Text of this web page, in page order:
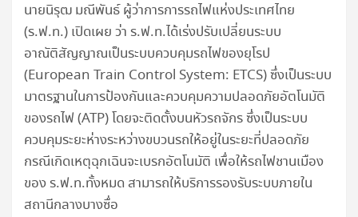
นายนิรุฒ มณีพันธ์ ผู้ว่าการการรถไฟแห่งประเทศไทย
(ร.ฟ.ท.) เปิดเผย ว่า ร.ฟ.ท.ได้เร่งปรับเปลี่ยนระบบ
อาณัติสัญญาณเป็นระบบควบคุมรถไฟของยุโรป
(European Train Control System: ETCS) ซึ่งเป็นระบบ
มาตรฐานในการป้องกันและควบคุมความปลอดภัยอัตโนมัติ
ของรถไฟ (ATP) โดยจะติดตั้งบนหัวรถจักร ซึ่งเป็นระบบ
ควบคุมระยะห่างระหว่างขบวนรถให้อยู่ในระยะที่ปลอดภัย
กรณีเกิดเหตุฉุกเฉินจะเบรกอัตโนมัติ เพื่อให้รถไฟชานเมือง
ของ ร.ฟ.ท.ทั้งหมด สามารถให้บริการรองรับระบบภายใน
สถานีกลางบางซื่อ